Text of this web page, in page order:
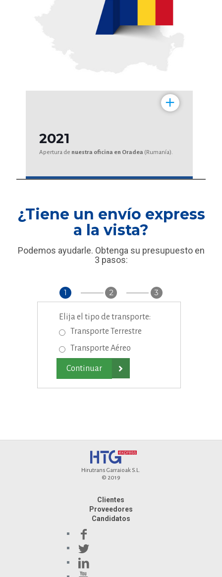
+
2021
Apertura de nuestra oficina en Oradea (Rumanía).
¿Tiene un envío express
a la vista?
Podemos ayudarle. Obtenga su presupuesto en
3 pasos:
1 2 3
Elija el tipo de transporte:
Transporte Terrestre
Transporte Aéreo

Hirutrans Garraioak S.L.
© 2019
Clientes
Proveedores
Candidatos